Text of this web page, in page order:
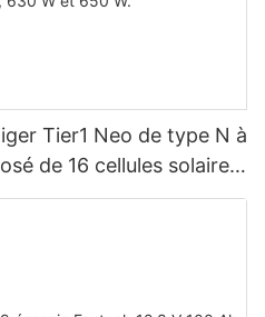
Tier1 Neo de type N à
de 16 cellules solaires
de 590 W, 620 W, 630